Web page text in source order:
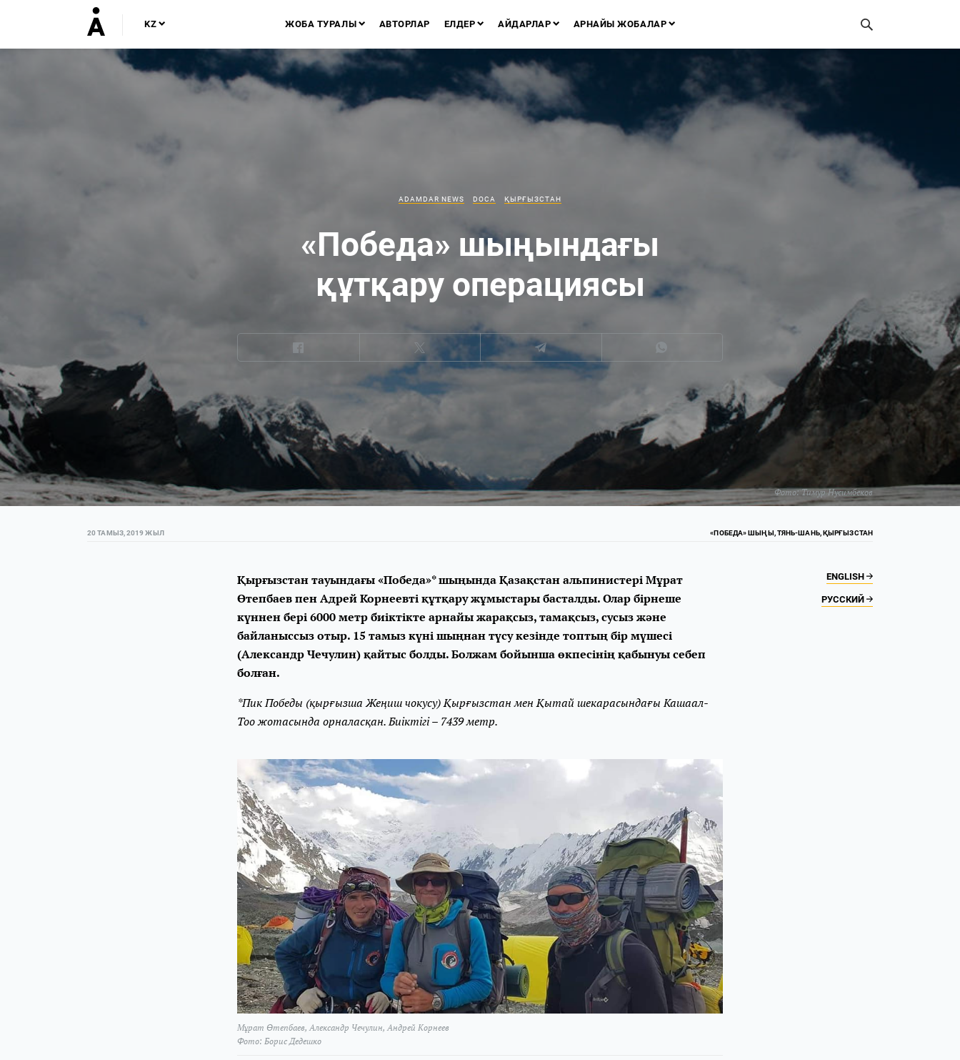
KZ ЖОБА ТУРАЛЫ АВТОРЛАР ЕЛДЕР АЙДАРЛАР АРНАЙЫ ЖОБАЛАР
Фото:Тимур Нусимбеков
ADAMDAR NEWS DOCA ҚЫРҒЫЗСТАН
«Победа» шыңындағы
құтқару операциясы
20 ТАМЫЗ, 2019 ЖЫЛ «ПОБЕДА» ШЫҢЫ, ТЯНЬ-ШАНЬ, ҚЫРҒЫЗСТАН
ENGLISH
РУССКИЙ
Қырғызстан тауындағы «Победа»* шыңында Қазақстан альпинистері Мұрат
Өтепбаев пен Адрей Корнеевті құтқару жұмыстары басталды. Олар бірнеше
күннен бері 6000 метр биіктікте арнайы жарақсыз, тамақсыз, сусыз және
байланыссыз отыр. 15 тамыз күні шыңнан түсу кезінде топтың бір мүшесі
(Александр Чечулин) қайтыс болды. Болжам бойынша өкпесінің қабынуы себеп
болған.
*Пик Победы (қырғызша Жеңиш чокусу) Қырғызстан мен Қытай шекарасындағы Кашаал-
Тоо жотасында орналасқан. Биіктігі – 7439 метр.
Мұрат Өтепбаев, Александр Чечулин, Андрей Корнеев
Фото: Борис Дедешко